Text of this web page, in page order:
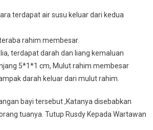
terdapat air susu keluar dari kedua
rahim membesar.
terdapat darah dan liang kemaluan
5*1*1 cm, Mulut rahim membesar
darah keluar dari mulut rahim.
bayi tersebut ,Katanya disebabkan
tuanya. Tutup Rusdy Kepada Wartawan